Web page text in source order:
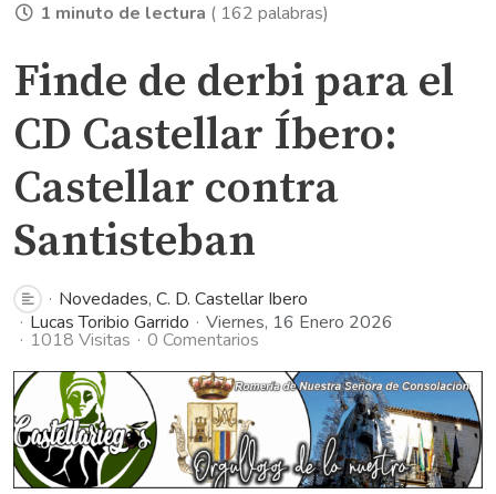
1 minuto de lectura ( 162 palabras)
Finde de derbi para el
CD Castellar Íbero:
Castellar contra
Santisteban
Novedades C. D. Castellar Ibero
Lucas Toribio Garrido
Viernes, 16 Enero 2026
1018 Visitas 0 Comentarios